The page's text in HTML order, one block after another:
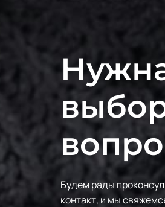
Будем рады
контакт, и мы